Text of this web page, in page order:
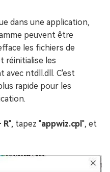
dans une application,
peuvent être
les fichiers de
réinitialise les
avec ntdll.dll. C'est
rapide pour les
R", tapez "appwiz.cpl ", et